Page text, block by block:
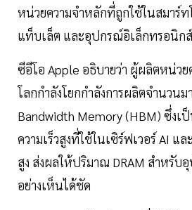
หน่วยความจำหลักที่ถูกใช้ในสมาร์
แท็บเล็ต และอุปกรณ์อิเล็กทรอนิก
ซีอีโอ Apple อธิบายว่า ผู้ผลิตหน่วย
โลกกำลังโยกกำลังการผลิตจำนวน
Bandwidth Memory (HBM) ซึ่งเ
ความเร็วสูงที่ใช้ในเซิร์ฟเวอร์ AI แ
สูง ส่งผลให้ปริมาณ DRAM สำหรับ
อย่างเห็นได้ชัด